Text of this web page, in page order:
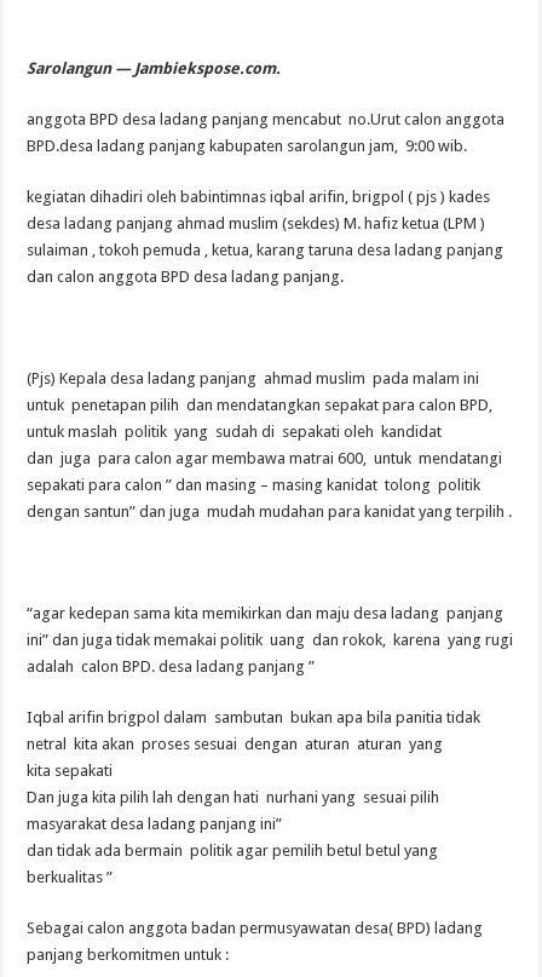
Sarolangun — Jambiekspose.com.
anggota BPD desa ladang panjang mencabut no.Urut calon anggota
BPD.desa ladang panjang kabupaten sarolangun jam, 9:00 wib.
kegiatan dihadiri oleh babintimnas iqbal arifin, brigpol ( pjs ) kades
desa ladang panjang ahmad muslim (sekdes) M. hafiz ketua (LPM )
sulaiman , tokoh pemuda , ketua, karang taruna desa ladang panjang
dan calon anggota BPD desa ladang panjang.
(Pjs) Kepala desa ladang panjang ahmad muslim pada malam ini
untuk penetapan pilih dan mendatangkan sepakat para calon BPD,
untuk maslah politik yang sudah di sepakati oleh kandidat
dan juga para calon agar membawa matrai 600, untuk mendatangi
sepakati para calon ” dan masing – masing kanidat tolong politik
dengan santun” dan juga mudah mudahan para kanidat yang terpilih .
“agar kedepan sama kita memikirkan dan maju desa ladang panjang
ini” dan juga tidak memakai politik uang dan rokok, karena yang rugi
adalah calon BPD. desa ladang panjang ”
Iqbal arifin brigpol dalam sambutan bukan apa bila panitia tidak
netral kita akan proses sesuai dengan aturan aturan yang
kita sepakati
Dan juga kita pilih lah dengan hati nurhani yang sesuai pilih
masyarakat desa ladang panjang ini”
dan tidak ada bermain politik agar pemilih betul betul yang
berkualitas ”
Sebagai calon anggota badan permusyawatan desa( BPD) ladang
panjang berkomitmen untuk :